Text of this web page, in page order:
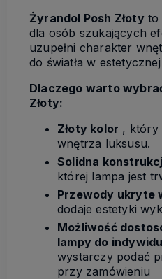
Żyrandol Posh Złotyto
dla osób szukających
uzupełni charakter
do światła w
Dlaczego warto
Złoty:
Złoty kolor , który
wnętrza luksusu.
Solidna
której lampa jest
Przewody ukryte
dodaje estetyki
Możliwość
lampy do
wystarczy podać
przy zamówieniu